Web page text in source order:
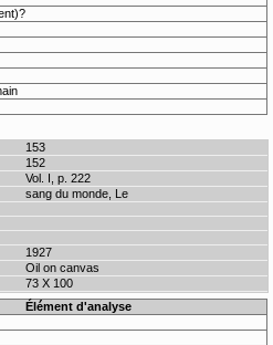
153
152
Vol. I, p. 222
sang du monde, Le
1927
Oil on canvas
73 X 100
Élément d'analyse